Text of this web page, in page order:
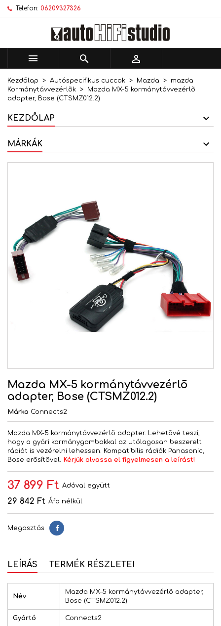
Telefon: 06209327326
  
Kezdőlap Autóspecifikus cuccok Mazda
mazda
Kormánytávvezérlõk
Mazda MX-5 kormánytávvezérlõ
adapter, Bose (CTSMZ012.2)
KEZDŐLAP
MÁRKÁK
Mazda MX-5 kormánytávvezérlõ
adapter, Bose (CTSMZ012.2)
Márka Connects2
Mazda MX-5 kormánytávvezérlõ adapter. Lehetõvé teszi,
hogy a gyári kormánygombokkal az utólagosan beszerelt
rádiót is vezérelni lehessen. Kompatibilis rádiók Panasonic,
Bose erõsítõvel. Kérjük olvassa el figyelmesen a leírást!
37 899 Ft Adóval együtt
29 842 Ft Áfa nélkül
Megosztás Megosztás
LEÍRÁS TERMÉK RÉSZLETEI
Név
Mazda MX-5 kormánytávvezérlõ adapter,
Bose (CTSMZ012.2)
Gyártó Connects2
Kívánságlistáim ×
Új lista létrehozása
Kívánságlista létrehozása ×
Kívánságlista neve
Mégsem
Bejelentkezés ×
történő mentéséhez.
Mégsem Bejelentkezés